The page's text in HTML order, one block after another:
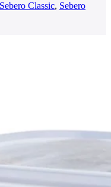
Sebero Classic, Sebero